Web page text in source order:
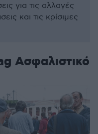
για τις αλλαγές
και τις κρίσιμες
Ασφαλιστικό